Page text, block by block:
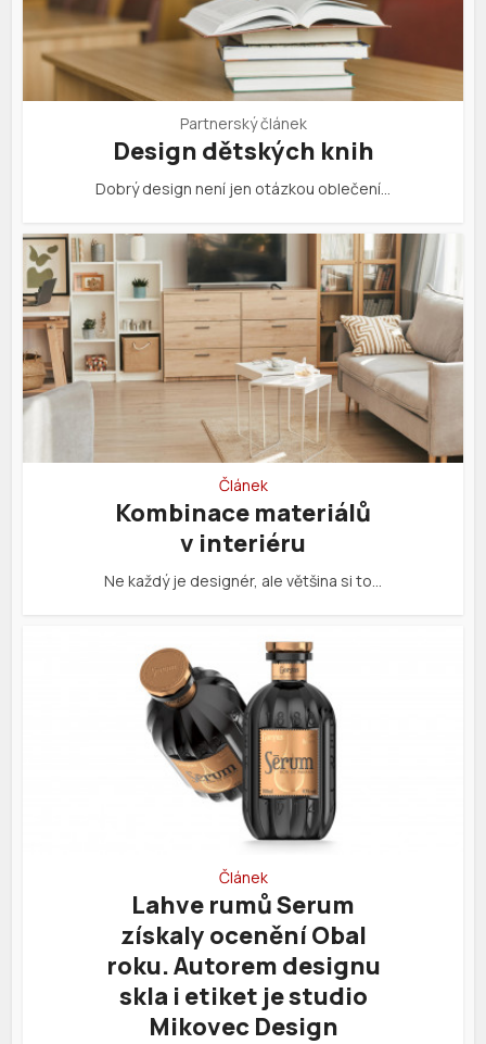
Partnerský článek
Design dětských knih
Dobrý design není jen otázkou oblečení…
Článek
Kombinace materiálů
v interiéru
Ne každý je designér, ale většina si to…
Článek
Lahve rumů Serum
získaly ocenění Obal
roku. Autorem designu
skla i etiket je studio
Mikovec Design